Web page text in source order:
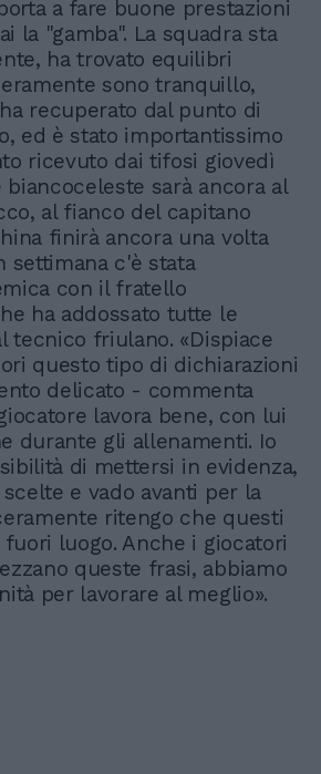
a fare buone prestazioni
la "gamba". La squadra sta
ha trovato equilibri
sono tranquillo,
recuperato dal punto di
ed è stato importantissimo
ricevuto dai tifosi giovedì
biancoceleste sarà ancora al
al fianco del capitano
finirà ancora una volta
settimana c'è stata
con il fratello
ha addossato tutte le
tecnico friulano. «Dispiace
questo tipo di dichiarazioni
delicato - commenta
lavora bene, con lui
durante gli allenamenti. Io
di mettersi in evidenza,
e vado avanti per la
ritengo che questi
luogo. Anche i giocatori
queste frasi, abbiamo
per lavorare al meglio».